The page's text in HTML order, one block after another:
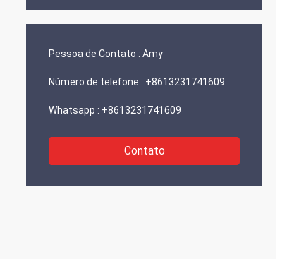
Pessoa de Contato : Amy
Número de telefone : +8613231741609
Whatsapp : +8613231741609
Contato